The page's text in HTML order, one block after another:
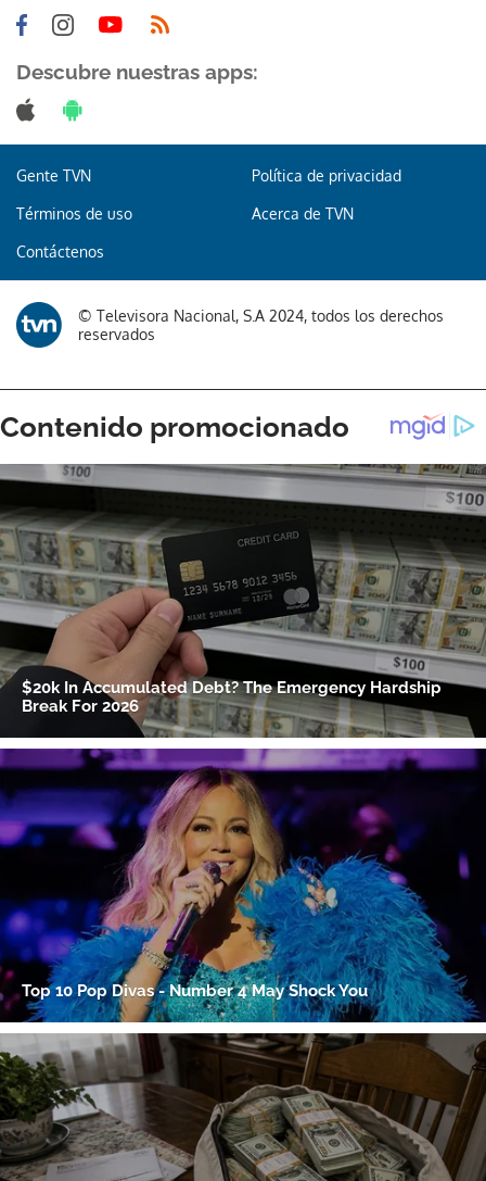
Descubre nuestras apps:
Gente TVN Política de privacidad
Términos de uso Acerca de TVN
Contáctenos
© Televisora Nacional, S.A 2024, todos los derechos
reservados